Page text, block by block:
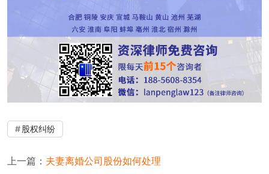
股权纠纷
上一篇： 夫妻离婚公司股份如何处理